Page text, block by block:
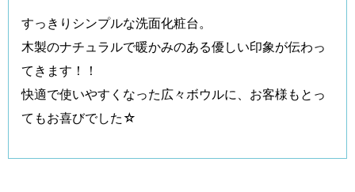
すっきりシンプルな洗面化粧台。
木製のナチュラルで暖かみのある優しい印象が伝わっ
てきます！！
快適で使いやすくなった広々ボウルに、お客様もとっ
てもお喜びでした☆